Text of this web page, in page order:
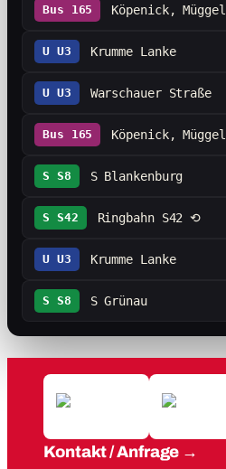
Bus 165
U U3 Krumme Lanke
U U3 Warschauer Straße
Bus 165
S S8 S Blankenburg
S S42 Ringbahn S42 ⟲
U U3 Krumme Lanke
S S8 S Grünau
Kontakt / Anfrage